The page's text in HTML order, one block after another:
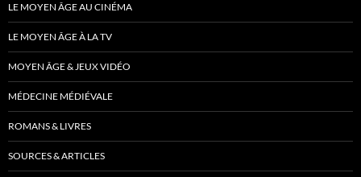
LE MOYEN ÂGE AU CINÉMA
LE MOYEN ÂGE À LA TV
MOYEN ÂGE & JEUX VIDÉO
MÉDECINE MÉDIÉVALE
ROMANS & LIVRES
SOURCES & ARTICLES